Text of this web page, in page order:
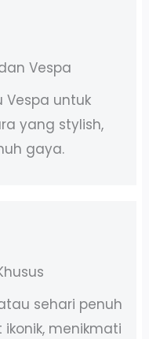
Vespa
Vespa untuk
yang stylish,
gaya.
sehari penuh
menikmati